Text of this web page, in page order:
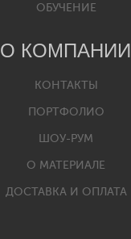
ОБУЧЕНИЕ
О КОМПАНИИ
КОНТАКТЫ
ПОРТФОЛИО
ШОУ-РУМ
О МАТЕРИАЛЕ
ДОСТАВКА И ОПЛАТА